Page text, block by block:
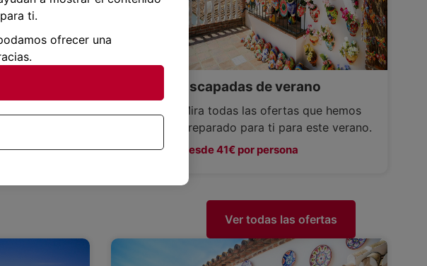
Escapadas de verano
Mira todas las ofertas que hemos
preparado para ti para este verano.
Desde 41€ por persona
Ver todas las ofertas
ti.
ofrecer una